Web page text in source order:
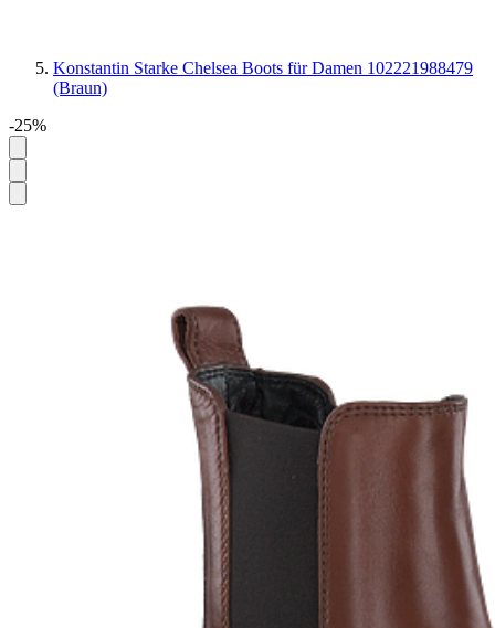
Konstantin Starke Chelsea Boots für Damen 102221988479
(Braun)
-25%